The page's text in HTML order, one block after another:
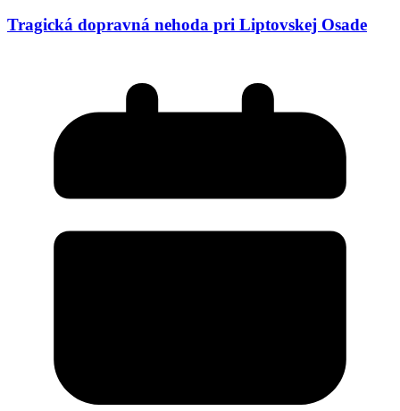
Tragická dopravná nehoda pri Liptovskej Osade